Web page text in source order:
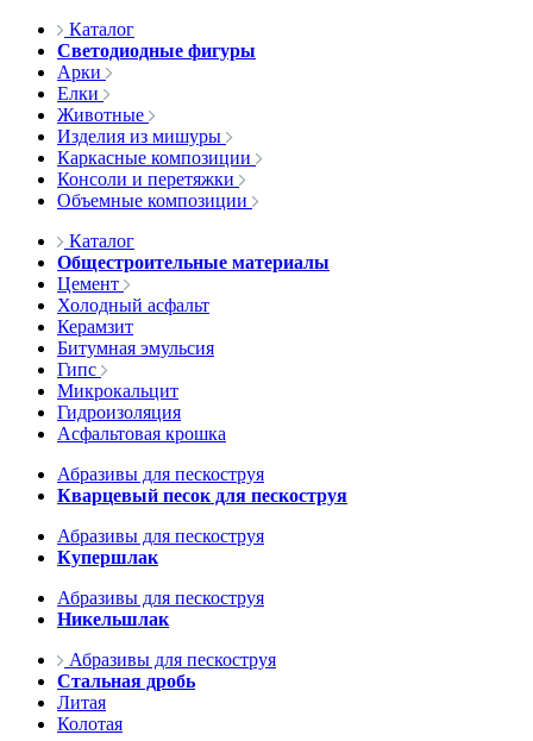
Каталог
Светодиодные фигуры
Арки
Елки
Животные
Изделия из мишуры
Каркасные композиции
Консоли и перетяжки
Объемные композиции
Каталог
Общестроительные материалы
Цемент
Холодный асфальт
Керамзит
Битумная эмульсия
Гипс
Микрокальцит
Гидроизоляция
Асфальтовая крошка
Абразивы для пескоструя
Кварцевый песок для пескоструя
Абразивы для пескоструя
Купершлак
Абразивы для пескоструя
Никельшлак
Абразивы для пескоструя
Стальная дробь
Литая
Колотая